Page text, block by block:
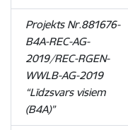
Projekts Nr.881676-
B4A-REC-AG-
2019/REC-RGEN-
WWLB-AG-2019
“Līdzsvars visiem
(B4A)”